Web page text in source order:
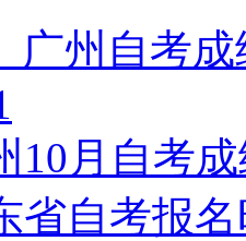
广州自考
10月自考
省自考报